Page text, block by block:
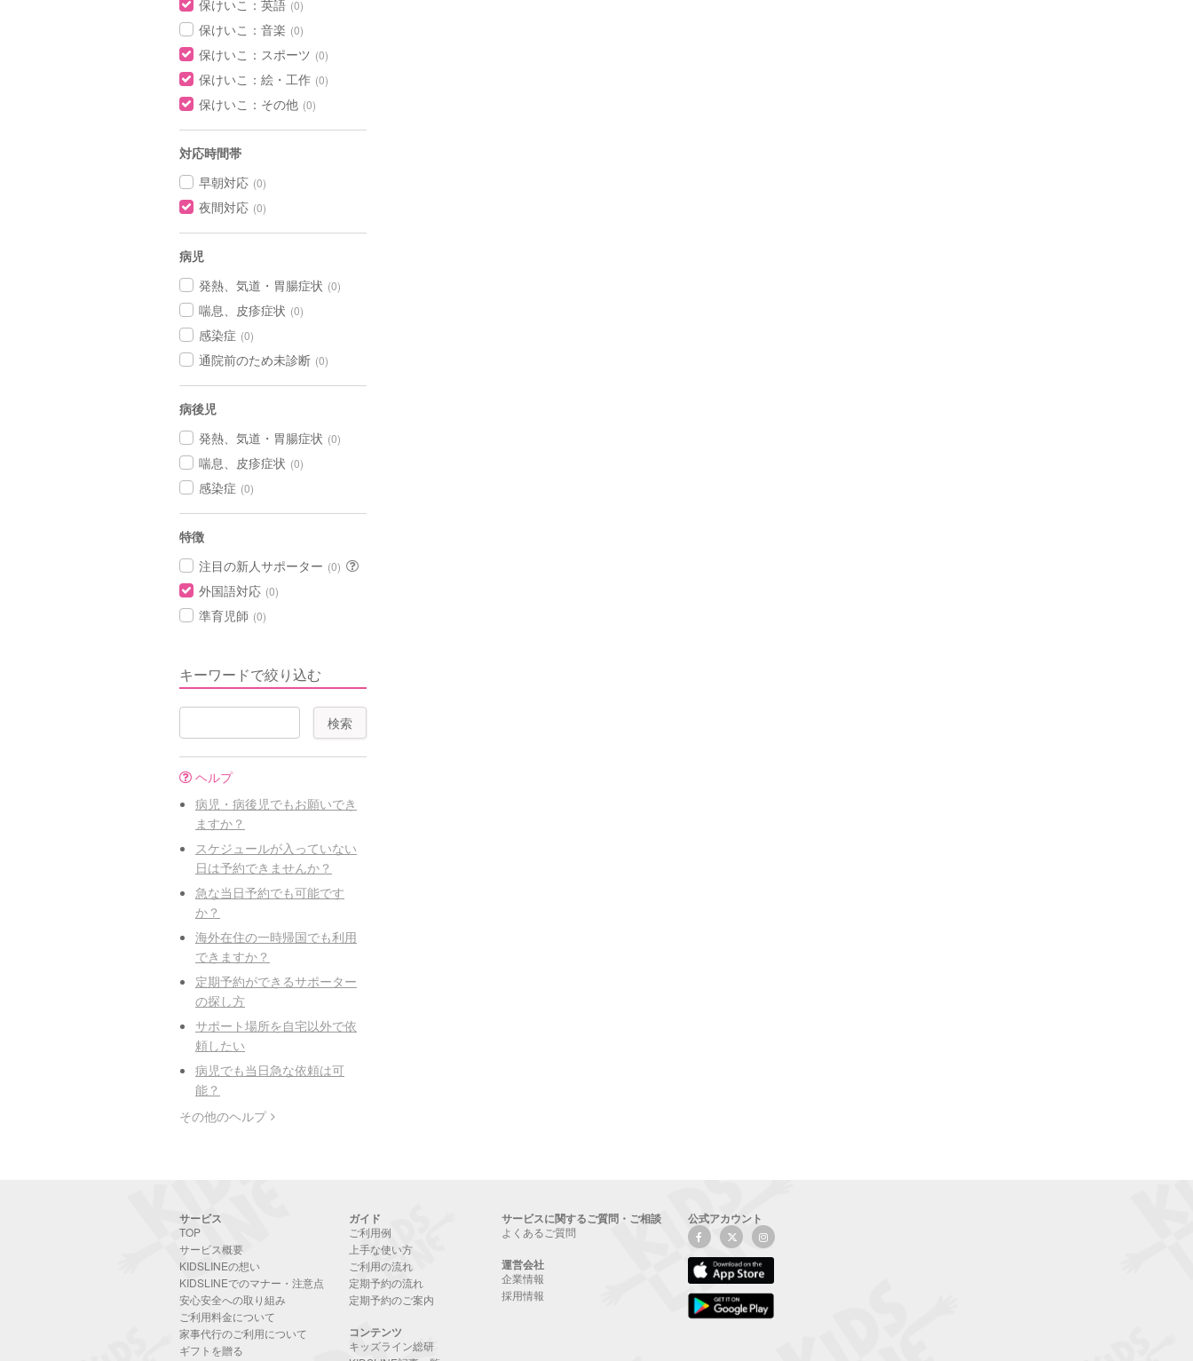
保けいこ：英語 (0)
保けいこ：音楽 (0)
保けいこ：スポーツ (0)
保けいこ：絵・工作 (0)
保けいこ：その他 (0)
対応時間帯
早朝対応 (0)
夜間対応 (0)
病児
発熱、気道・胃腸症状 (0)
喘息、皮疹症状 (0)
感染症 (0)
通院前のため未診断 (0)
病後児
発熱、気道・胃腸症状 (0)
喘息、皮疹症状 (0)
感染症 (0)
特徴
注目の新人サポーター (0)
外国語対応 (0)
準育児師 (0)
キーワードで絞り込む
ヘルプ
病児・病後児でもお願いでき
ますか？
スケジュールが入っていない
日は予約できませんか？
急な当日予約でも可能です
か？
海外在住の一時帰国でも利用
できますか？
定期予約ができるサポーター
の探し方
サポート場所を自宅以外で依
頼したい
病児でも当日急な依頼は可
能？
その他のヘルプ
サービス
TOP
サービス概要
KIDSLINEの想い
KIDSLINEでのマナー・注意点
安心安全への取り組み
ご利用料金について
家事代行のご利用について
ギフトを贈る
ガイド
ご利用例
上手な使い方
ご利用の流れ
定期予約の流れ
定期予約のご案内
コンテンツ
キッズライン総研
サービスに関するご質問・ご相談
よくあるご質問
運営会社
企業情報
採用情報
公式アカウント